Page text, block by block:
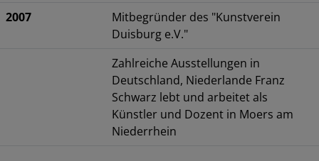
2007
Mitbegründer des "Kunstverein
Duisburg e.V."
Zahlreiche Ausstellungen in
Deutschland, Niederlande Franz
Schwarz lebt und arbeitet als
Künstler und Dozent in Moers am
Niederrhein